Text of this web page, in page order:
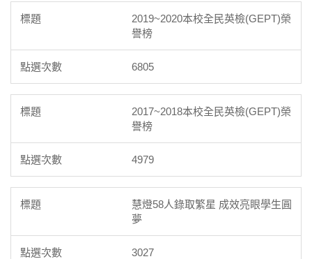
2019~2020本校全民英檢(GEPT)榮
譽榜
6805
2017~2018本校全民英檢(GEPT)榮
譽榜
4979
慧燈58人錄取繁星 成效亮眼學生圓
夢
3027